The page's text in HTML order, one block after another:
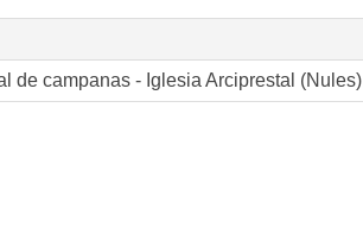
de campanas - Iglesia Arciprestal (Nules)